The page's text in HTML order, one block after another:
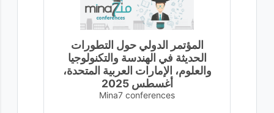
المؤتمر الدولي حول التطورات
الحديثة في الهندسة والتكنولوجيا
والعلوم، الإمارات العربية المتحدة،
أغسطس 2025
Mina7 conferences